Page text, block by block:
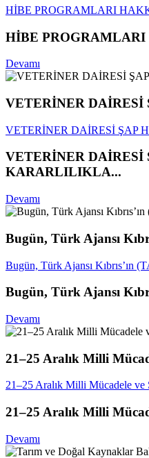
HİBE PROGRAMLARI
HİBE
Devamı
VETERİNER DAİRESİ
VETERİNER DAİRESİ
VETERİNER
KARARLILIKLA...
Devamı
Bugün, Türk Ajansı
Bugün, Türk Ajansı Kıbrıs’ın
Bugün, Türk Ajansı
Devamı
21–25 Aralık Milli
21–25 Aralık Milli Mücadele ve
21–25 Aralık Milli
Devamı